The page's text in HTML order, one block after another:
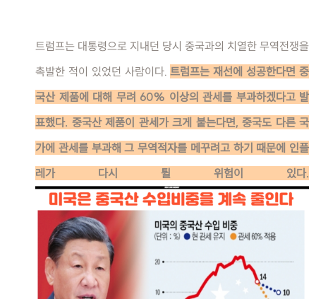
트럼프는 대통령으로 지내던 당시 중국과의 치열한 무역전쟁을
촉발한 적이 있었던 사람이다.트럼프는 재선에 성공한다면 중
국산 제품에 대해 무려 60% 이상의 관세를 부과하겠다고 발
표했다. 중국산 제품이 관세가 크게 붙는다면, 중국도 다른 국
가에 관세를 부과해 그 무역적자를 메꾸려고 하기 때문에 인플
레가 다시 튈 위험이 있다.